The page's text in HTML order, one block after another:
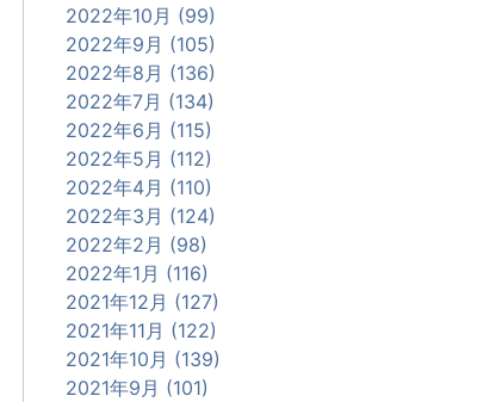
2022年10月 (99)
2022年9月 (105)
2022年8月 (136)
2022年7月 (134)
2022年6月 (115)
2022年5月 (112)
2022年4月 (110)
2022年3月 (124)
2022年2月 (98)
2022年1月 (116)
2021年12月 (127)
2021年11月 (122)
2021年10月 (139)
2021年9月 (101)